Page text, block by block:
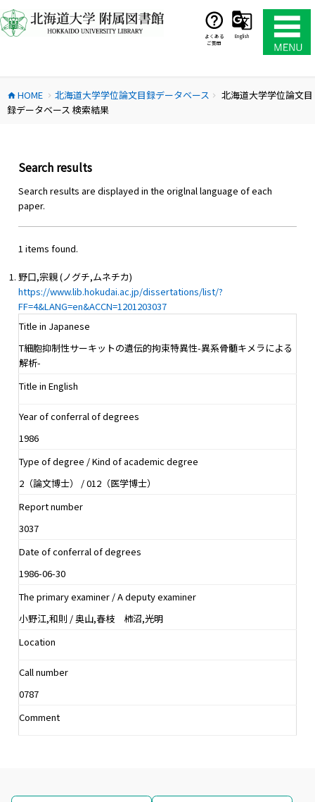
ン
テ
ス
キ
よくある
ご質問
English
home HOME chevron_right 北海道大学学位論文目録データベース chevron_right
北海道大学学位論文目
録データベース 検索結果
Search results
Search results are displayed in the origlnal language of each
paper.
1 items found.
野口,宗親 (ノグチ,ムネチカ)
https://www.lib.hokudai.ac.jp/dissertations/list/?
FF=4&LANG=en&ACCN=1201203037
Title in Japanese
T細胞抑制性サーキットの遺伝的拘束特異性-異系骨髄キメラによる
解析-
Title in English
Year of conferral of degrees
1986
Type of degree / Kind of academic degree
2（論文博士） / 012（医学博士）
Report number
3037
Date of conferral of degrees
1986-06-30
The primary examiner / A deputy examiner
小野江,和則 / 奥山,春枝 柿沼,光明
Location
Call number
0787
Comment